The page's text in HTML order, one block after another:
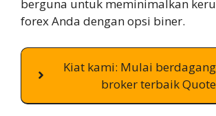
berguna untuk meminimalkan
forex Anda dengan opsi biner.
Kiat kami: Mulai
broker terbaik